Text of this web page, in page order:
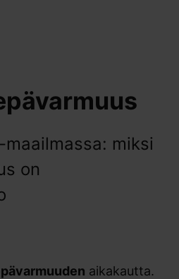
maailmassa: miksi
on
aikakautta.